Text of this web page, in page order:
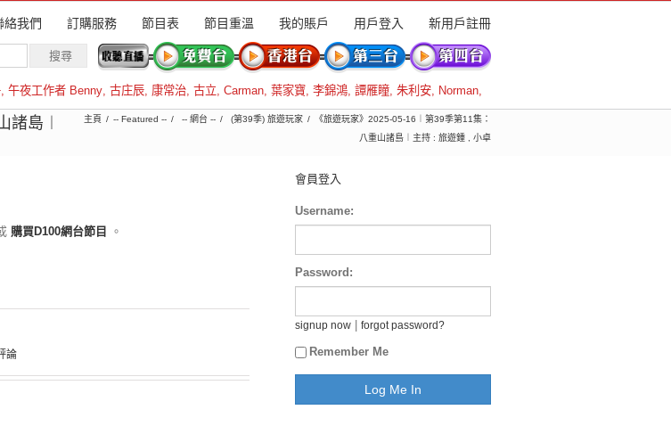
絡我們 訂購服務 節目表 節目重溫 我的賬戶 用戶登入 新用戶註冊
, 午夜工作者 Benny, 古庄辰, 康常治, 古立, Carman, 葉家寶, 李錦鴻, 譚雁瞳, 朱利安, Norman,
諸島︱
主頁 -- Featured -- -- 網台 -- (第39季) 旅遊玩家
《旅遊玩家》2025-05-16︱第39季第11集：
八重山諸島︱主持 : 旅遊鍾 , 小卓
購買D100網台節目 。
論
會員登入
Username:
Password:
signup now forgot password?
Remember Me